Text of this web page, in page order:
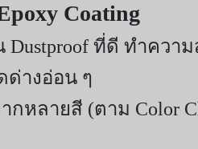
Coating
Dustproof ที่ดี ทำควา
างอ่อน ๆ
หลายสี (ตาม Color